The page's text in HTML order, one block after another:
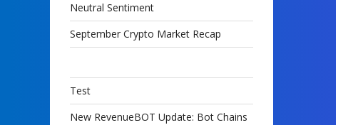
Neutral Sentiment
September Crypto Market Recap
Test
New RevenueBOT Update: Bot Chains